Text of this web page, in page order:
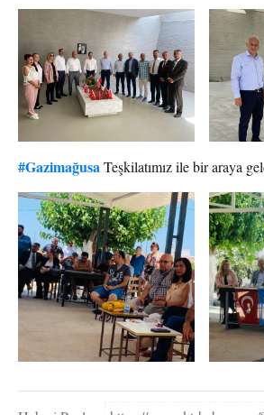
#GazimağusaTeşkilatımız ile bir araya